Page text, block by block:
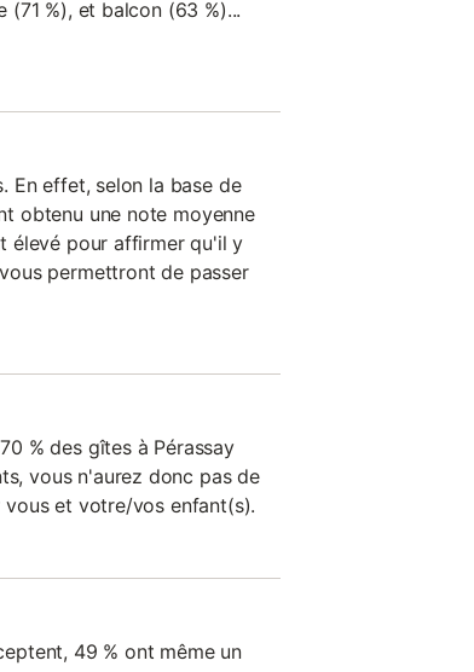
%), et balcon (63 %)...
En effet, selon la base de
obtenu une note moyenne
élevé pour affirmer qu'il y
permettront de passer
% des gîtes à Pérassay
vous n'aurez donc pas de
et votre/vos enfant(s).
49 % ont même un